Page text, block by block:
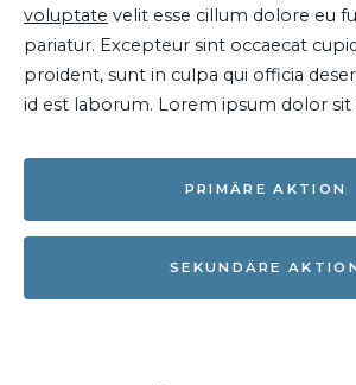
voluptate velit esse cillum dolore eu
pariatur. Excepteur sint occaecat
proident, sunt in culpa qui officia
id est laborum. Lorem ipsum dolor sit
PRIMÄRE AKTION
SEKUNDÄRE